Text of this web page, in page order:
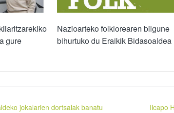
gure
Nazioarteko folklorearen bilgune
bihurtuko du Eraikik Bidasoaldea
jokalarien dortsalak banatu
Ilcapo